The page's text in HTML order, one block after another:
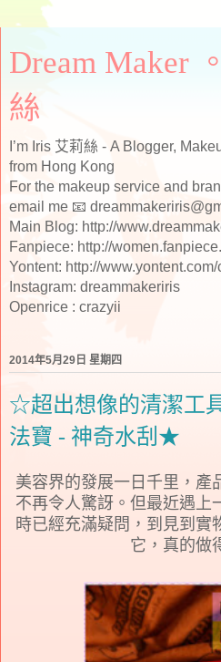
Dream Maker
絲
I’m Iris 艾莉絲 - A Blogger,
from Hong Kong
For the makeup service and
email me 📧
Main Blog: http://
Fanpiece: http://
Yontent: http://
Instagram: dreammakeriris
Openrice : crazyii
2014年5月29日 星期四
☆超出想像的清潔工
法寶 - 神奇水刮★
美容界的發展一日千里，產
不再令人驚訝。但最近遇上
時已經充滿疑問，到見到實
它，真的做